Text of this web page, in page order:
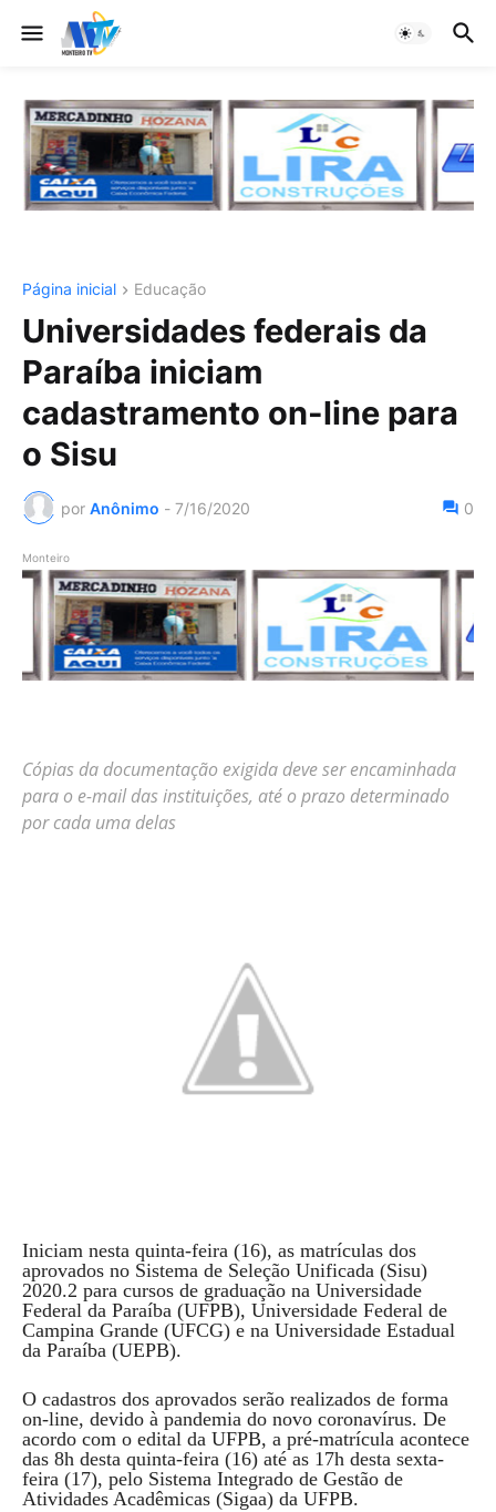
Página inicial Educação
Universidades federais da
Paraíba iniciam
cadastramento on-line para
o Sisu
por Anônimo - 7/16/2020 0
Monteiro
Cópias da documentação exigida deve ser encaminhada
para o e-mail das instituições, até o prazo determinado
por cada uma delas
Iniciam nesta quinta-feira (16), as matrículas dos
aprovados no Sistema de Seleção Unificada (Sisu)
2020.2 para cursos de graduação na Universidade
Federal da Paraíba (UFPB), Universidade Federal de
Campina Grande (UFCG) e na Universidade Estadual
da Paraíba (UEPB).
O cadastros dos aprovados serão realizados de forma
on-line, devido à pandemia do novo coronavírus. De
acordo com o edital da UFPB, a pré-matrícula acontece
das 8h desta quinta-feira (16) até as 17h desta sexta-
feira (17), pelo Sistema Integrado de Gestão de
Atividades Acadêmicas (Sigaa) da UFPB.